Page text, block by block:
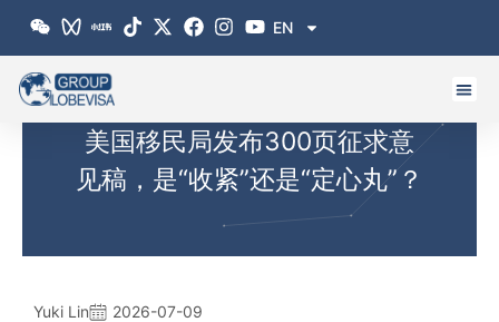
EN
美国移民局发布300页征求意
见稿，是“收紧”还是“定心丸”？
Yuki Lin 2026-07-09